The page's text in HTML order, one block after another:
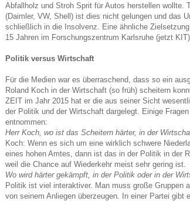
Abfallholz und Stroh Sprit für Autos herstellen wollte.
(Daimler, VW, Shell) ist dies nicht gelungen und das
schließlich in die Insolvenz. Eine ähnliche
15 Jahren im Forschungszentrum Karlsruhe (jetzt
Politik versus Wirtschaft
Für die Medien war es überraschend, dass so ein
Roland Koch in der Wirtschaft (so früh) scheitern
ZEIT im Jahr 2015 hat er die aus seiner Sicht
der Politik und der Wirtschaft dargelegt. Einige
entnommen:
Herr Koch, wo ist das Scheitern härter, in der
Koch: Wenn es sich um eine wirklich schwere
eines hohen Amtes, dann ist das in der Politik in der
weil die Chance auf Wiederkehr meist sehr gering ist.
Wo wird härter gekämpft, in der Politik oder in der
Politik ist viel interaktiver. Man muss große Gruppen
von seinem Anliegen überzeugen. In einer Partei gibt